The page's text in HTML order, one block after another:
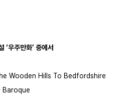
‘우주만화’ 중에서
Wooden Hills To Bedfordshire
Baroque